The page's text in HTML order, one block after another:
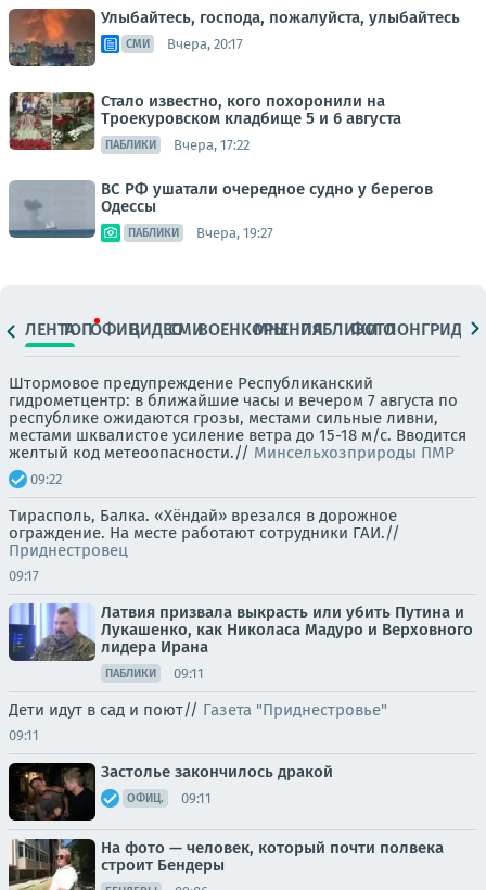
Улыбайтесь, господа, пожалуйста, улыбайтесь
СМИ Вчера, 20:17
Стало известно, кого похоронили на
Троекуровском кладбище 5 и 6 августа
ПАБЛИКИ Вчера, 17:22
ВС РФ ушатали очередное судно у берегов
Одессы
ПАБЛИКИ Вчера, 19:27
ЛЕНТАТОПОФИЦ.ВИДЕОСМИВОЕНКОРЫМНЕНИЯПАБЛИКИ
ФОТОЛОНГРИДЫ
Штормовое предупреждение Республиканский
гидрометцентр: в ближайшие часы и вечером 7 августа по
республике ожидаются грозы, местами сильные ливни,
местами шквалистое усиление ветра до 15-18 м/с. Вводится
желтый код метеоопасности.// Минсельхозприроды ПМР
09:22
Тирасполь, Балка. «Хёндай» врезался в дорожное
ограждение. На месте работают сотрудники ГАИ.//
Приднестровец
09:17
Латвия призвала выкрасть или убить Путина и
Лукашенко, как Николаса Мадуро и Верховного
лидера Ирана
ПАБЛИКИ 09:11
Дети идут в сад и поют// Газета "Приднестровье"
09:11
Застолье закончилось дракой
ОФИЦ. 09:11
На фото — человек, который почти полвека
строит Бендеры